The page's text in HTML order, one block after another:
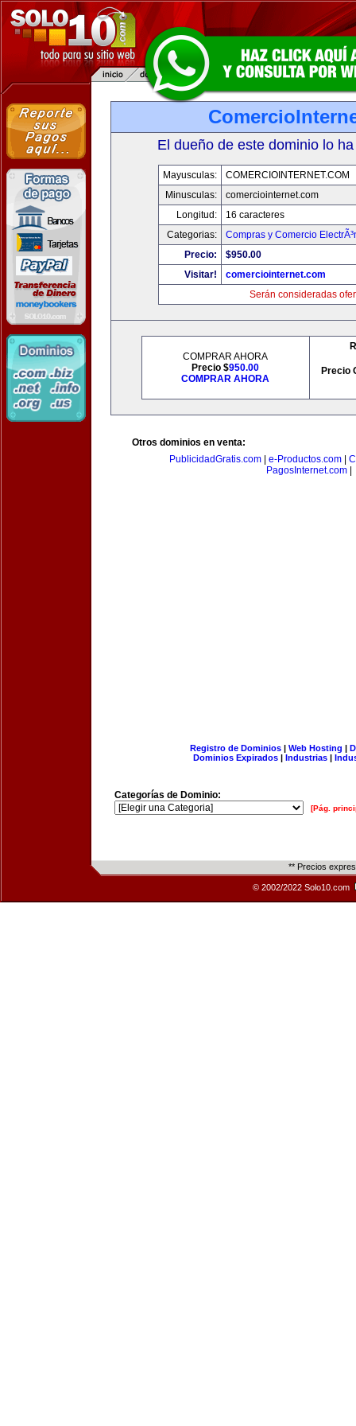
El dueño de este dominio lo
Mayusculas:
COMERCIOINTERNET.COM
Minusculas:
comerciointernet.com
Longitud:
16 caracteres
Categorias:
Compras y Comercio
Precio:
$950.00
Visitar!
comerciointernet.com
Serán consideradas
COMPRAR AHORA
Precio $950.00
COMPRAR AHORA
Precio
Otros dominios en venta:
PublicidadGratis.com
e-Productos.com
PagosInternet.com
Registro de Dominios| Web Hosting |
Dominios Expirados | Industrias |
Categorías de Dominio:
[Pág.
** Precios
© 2002/2022 Solo10.com